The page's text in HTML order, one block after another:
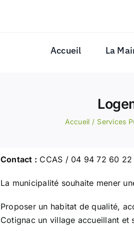
Accueil La
Accueil Services
Contact : CCAS / 04 94 72 60
La municipalité souhaite mener
Proposer un habitat de qualité,
Cotignac un village accueillant et